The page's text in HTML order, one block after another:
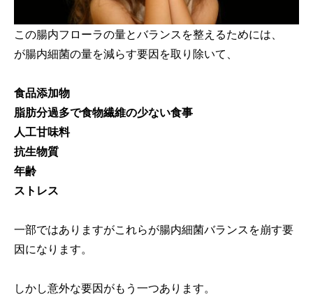
この腸内フローラの量とバランスを整えるためには、
が腸内細菌の量を減らす要因を取り除いて、
食品添加物
脂肪分過多で食物繊維の少ない食事
人工甘味料
抗生物質
年齢
ストレス
一部ではありますがこれらが腸内細菌バランスを崩す要
因になります。
しかし意外な要因がもう一つあります。